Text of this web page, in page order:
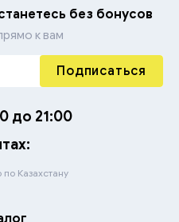
без бонусов
к вам
Подписаться
до 21:00
по Казахстану